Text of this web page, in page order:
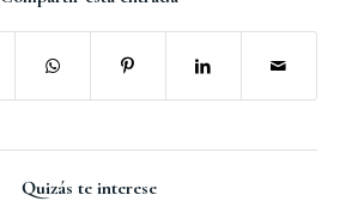
Quizás te interese